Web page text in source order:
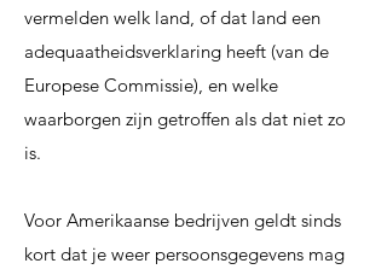
vermelden welk land, of dat land een
adequaatheidsverklaring heeft (van de
Europese Commissie), en welke
waarborgen zijn getroffen als dat niet zo
is.
Voor Amerikaanse bedrijven geldt sinds
kort dat je weer persoonsgegevens mag